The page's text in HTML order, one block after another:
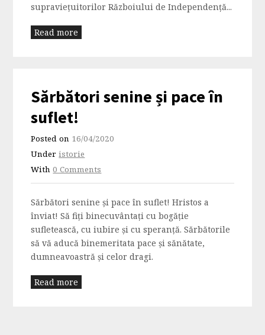
supravieţuitorilor Războiului de Independenţă...
Read more
Sărbători senine și pace în
suflet!
Posted on 16/04/2020
Underistorie
With0 Comments
Sărbători senine și pace în suflet! Hristos a
înviat! Să fiți binecuvântați cu bogăție
sufletească, cu iubire și cu speranță. Sărbătorile
să vă aducă binemeritata pace și sănătate,
dumneavoastră și celor dragi.
Read more